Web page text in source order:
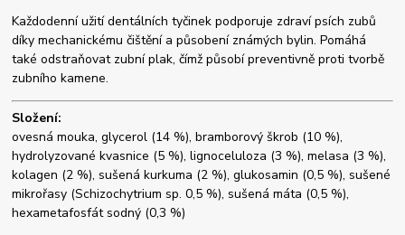
Každodenní užití dentálních tyčinek podporuje zdraví psích zubů
díky mechanickému čištění a působení známých bylin. Pomáhá
také odstraňovat zubní plak, čímž působí preventivně proti tvorbě
zubního kamene.
Složení:
ovesná mouka, glycerol (14 %), bramborový škrob (10 %),
hydrolyzované kvasnice (5 %), lignoceluloza (3 %), melasa (3 %),
kolagen (2 %), sušená kurkuma (2 %), glukosamin (0,5 %), sušené
mikrořasy (Schizochytrium sp. 0,5 %), sušená máta (0,5 %),
hexametafosfát sodný (0,3 %)